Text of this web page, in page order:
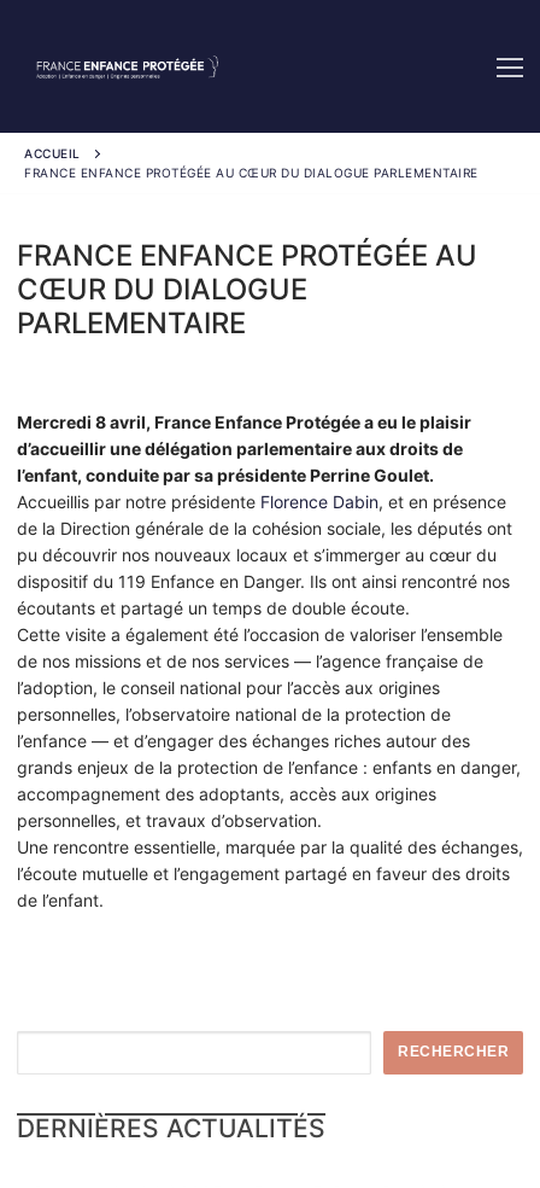
contenu
ACCUEIL
FRANCE ENFANCE PROTÉGÉE AU CŒUR DU DIALOGUE PARLEMENTAIRE
FRANCE ENFANCE PROTÉGÉE AU
CŒUR DU DIALOGUE
PARLEMENTAIRE
Mercredi 8 avril, France Enfance Protégée a eu le plaisir
d’accueillir une délégation parlementaire aux droits de
l’enfant, conduite par sa présidente Perrine Goulet.
Accueillis par notre présidente Florence Dabin, et en présence
de la Direction générale de la cohésion sociale, les députés ont
pu découvrir nos nouveaux locaux et s’immerger au cœur du
dispositif du 119 Enfance en Danger. Ils ont ainsi rencontré nos
écoutants et partagé un temps de double écoute.
Cette visite a également été l’occasion de valoriser l’ensemble
de nos missions et de nos services — l’agence française de
l’adoption, le conseil national pour l’accès aux origines
personnelles, l’observatoire national de la protection de
l’enfance — et d’engager des échanges riches autour des
grands enjeux de la protection de l’enfance : enfants en danger,
accompagnement des adoptants, accès aux origines
personnelles, et travaux d’observation.
Une rencontre essentielle, marquée par la qualité des échanges,
l’écoute mutuelle et l’engagement partagé en faveur des droits
de l’enfant.
RECHERCHER
DERNIÈRES ACTUALITÉS